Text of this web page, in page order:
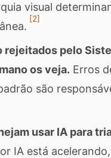
visual
[2]
rejeitados pelo
os veja. Erros
são
usar IA para
IA está